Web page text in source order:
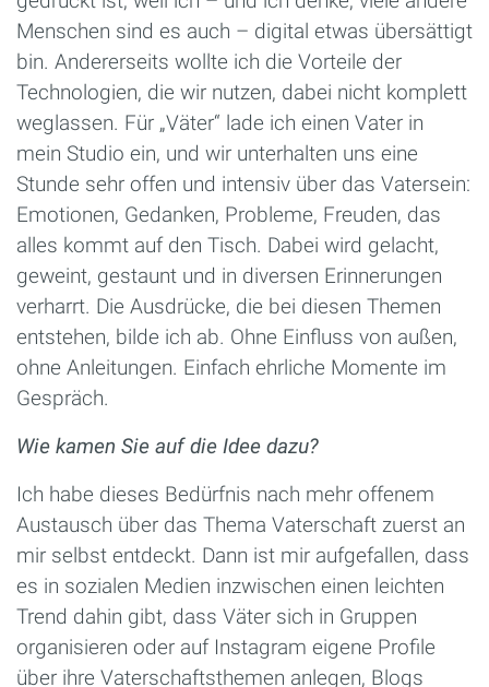
Menschen sind es auch – digital etwas übersättigt
bin. Andererseits wollte ich die Vorteile der
Technologien, die wir nutzen, dabei nicht komplett
weglassen. Für „Väter“ lade ich einen Vater in
mein Studio ein, und wir unterhalten uns eine
Stunde sehr offen und intensiv über das Vatersein:
Emotionen, Gedanken, Probleme, Freuden, das
alles kommt auf den Tisch. Dabei wird gelacht,
geweint, gestaunt und in diversen Erinnerungen
verharrt. Die Ausdrücke, die bei diesen Themen
entstehen, bilde ich ab. Ohne Einfluss von außen,
ohne Anleitungen. Einfach ehrliche Momente im
Gespräch.
Wie kamen Sie auf die Idee dazu?
Ich habe dieses Bedürfnis nach mehr offenem
Austausch über das Thema Vaterschaft zuerst an
mir selbst entdeckt. Dann ist mir aufgefallen, dass
es in sozialen Medien inzwischen einen leichten
Trend dahin gibt, dass Väter sich in Gruppen
organisieren oder auf Instagram eigene Profile
über ihre Vaterschaftsthemen anlegen, Blogs